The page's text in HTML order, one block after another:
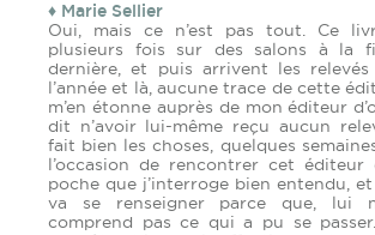
♦ Marie Sellier
Oui, mais ce n’est pas tout. Ce
plusieurs fois sur des salons à la
dernière, et puis arrivent les
l’année et là, aucune trace de cette
m’en étonne auprès de mon éditeur
dit n’avoir lui-même reçu aucun
fait bien les choses, quelques
l’occasion de rencontrer cet éditeur
poche que j’interroge bien entendu,
va se renseigner parce que, lui
comprend pas ce qui a pu se